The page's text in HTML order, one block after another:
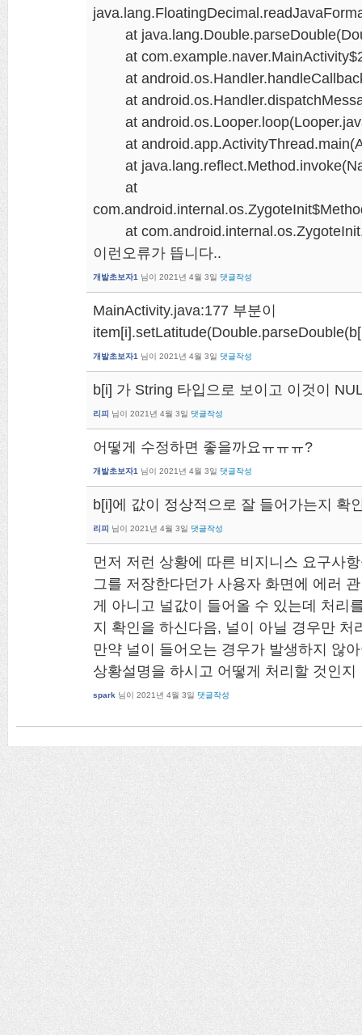
at
at
at
at
at
at
at
at
at
이런오류가 뜹니다..
개발초보자1 님이 2021년 4월 3일 댓글작성
MainActivity.java:177 부분이
개발초보자1 님이 2021년 4월 3일 댓글작성
b[i] 가 String 타입으로 보이고 이것이
리피 님이 2021년 4월 3일 댓글작성
어떻게 수정하면 좋을까요ㅠㅠㅠ?
개발초보자1 님이 2021년 4월 3일 댓글작성
b[i]에 값이 정상적으로 잘 들어가는지 확
리피 님이 2021년 4월 3일 댓글작성
먼저 저런 상황에 따른 비지니스 요구사
그를 저장한다던가 사용자 화면에 에러
게 아니고 널값이 들어올 수 있는데 처리
지 확인을 하신다음, 널이 아닐 경우만 처
만약 널이 들어오는 경우가 발생하지 않
상황설명을 하시고 어떻게 처리할 것인
spark 님이 2021년 4월 3일 댓글작성